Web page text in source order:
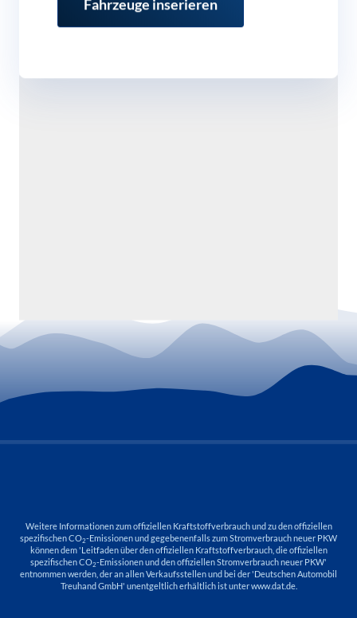
Fahrzeuge inserieren
Weitere Informationen zum offiziellen Kraftstoffverbrauch und zu den offiziellen
spezifischen CO2-Emissionen und gegebenenfalls zum Stromverbrauch neuer PKW
können dem 'Leitfaden über den offiziellen Kraftstoffverbrauch, die offiziellen
spezifischen CO2-Emissionen und den offiziellen Stromverbrauch neuer PKW'
entnommen werden, der an allen Verkaufsstellen und bei der 'Deutschen Automobil
Treuhand GmbH' unentgeltlich erhältlich ist unter www.dat.de.